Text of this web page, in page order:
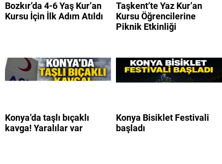
Bozkır’da 4-6 Yaş Kur’an
Kursu İçin İlk Adım Atıldı
Taşkent’te Yaz Kur’an
Kursu Öğrencilerine
Piknik Etkinliği
Konya’da taşlı bıçaklı
kavga! Yaralılar var
Konya Bisiklet Festivali
başladı